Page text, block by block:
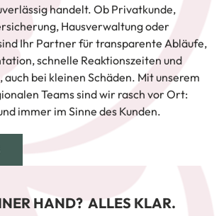
handelt. Ob Privatkunde,
Hausverwaltung oder
Ihr Partner für transparente Abläufe,
schnelle Reaktionszeiten und
bei kleinen Schäden. Mit unserem
Teams sind wir rasch vor Ort:
immer im Sinne des Kunden.
HAND? ALLES KLAR.